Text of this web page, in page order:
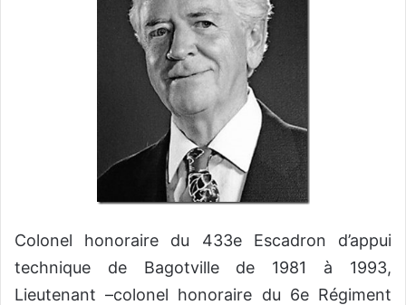
Colonel honoraire du 433e Escadron d’appui
technique de Bagotville de 1981 à 1993,
Lieutenant –colonel honoraire du 6e Régiment